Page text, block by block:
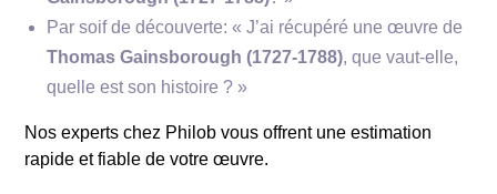
Par soif de découverte: « J’ai récupéré une œuvre de
Thomas Gainsborough (1727-1788), que vaut-elle,
quelle est son histoire ? »
Nos experts chez Philob vous offrent une estimation
rapide et fiable de votre œuvre.